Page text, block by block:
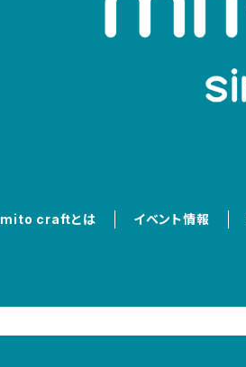
mito craftとは イベント情報